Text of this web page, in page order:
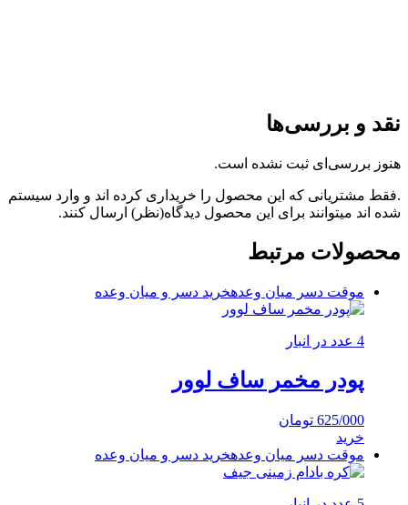
نقد و بررسی‌ها
هنوز بررسی‌ای ثبت نشده است.
.فقط مشتریانی که این محصول را خریداری کرده اند و وارد سیستم
شده اند میتوانند برای این محصول دیدگاه(نظر) ارسال کنند.
محصولات مرتبط
موقت دسر میان وعدهخرید دسر و میان وعده
4 عدد در انبار
پودر مخمر ساف لوور
625/000 تومان
خرید
موقت دسر میان وعدهخرید دسر و میان وعده